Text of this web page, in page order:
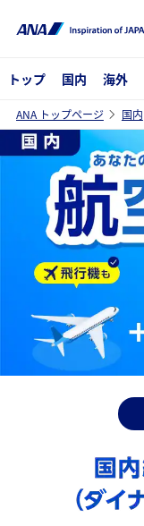
トップ 国内 海外
ANA トップページ 国内